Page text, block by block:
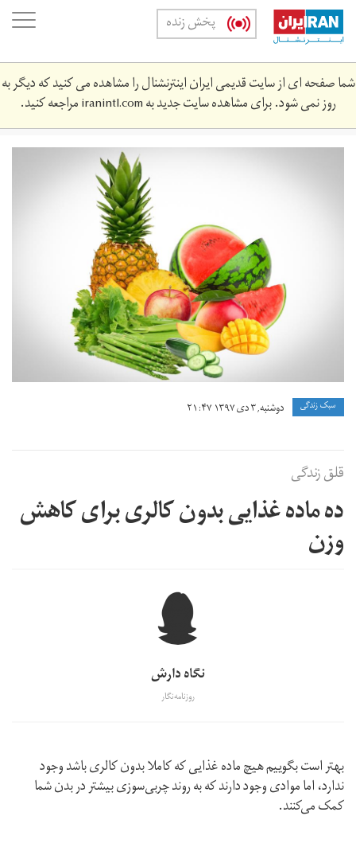
Skip
main
content
پخش زنده
شما صفحه ای از سایت قدیمی ایران اینترنشنال را مشاهده می کنید که دیگر به
روز نمی شود. برای مشاهده سایت جدید بهiranintl.comمراجعه کنید.
qlq_zndgy_wb.jpg
سبک زندگی دوشنبه, ۳ دی ۱۳۹۷ ۲۱:۴۷
قلق زندگی
ده ماده غذایی بدون کالری برای کاهش
وزن
نگاه دارش
روزنامه‌نگار
بهتر است بگوییم هیچ ماده‌ غذایی که کاملا بدون کالری باشد وجود
ندارد، اما موادی وجود دارند که به روند چربی‌سوزی بیشتر در بدن شما
کمک می‌کنند.